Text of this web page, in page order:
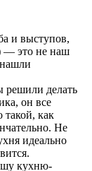
и выступов,
— это не наш
решили делать
он все
как
Не
идеально
кухню-